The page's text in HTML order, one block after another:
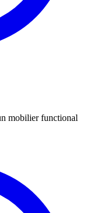
mobilier functional